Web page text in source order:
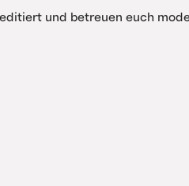
und betreuen euch